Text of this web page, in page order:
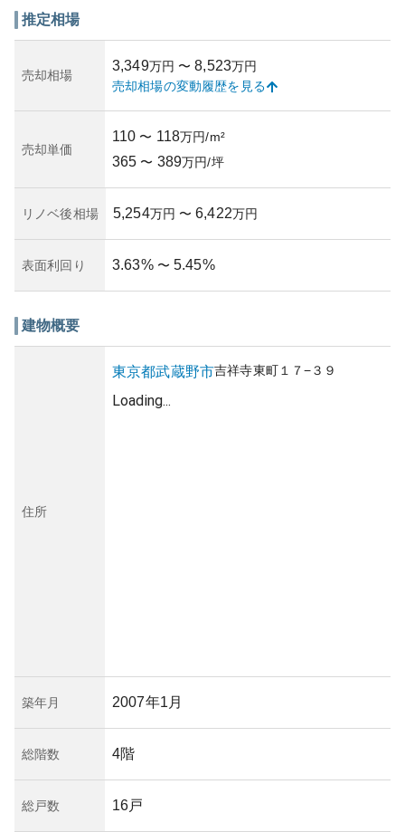
ッピング施設やカフェ、レストランが多く、利便性が非常
資産性については、吉祥寺という人気エリアに立地してい
ることから高く評価され、将来の値上がりも期待されま
す。しかし、築年数が16年を経過していることから、建物
ては、災害に強い構造ではあるものの、管理状況に依存す
る資産価値の維持が懸念されます。
推定相場
売却相場
3,349万円 〜 8,523万円
売却相場の変動履歴を見る
売却単価
110 〜 118万円/m²
365 〜 389万円/坪
リノベ後相場 5,254万円 〜 6,422万円
表面利回り 3.63% 〜 5.45%
建物概要
住所
東京都武蔵野市吉祥寺東町１７−３９
Loading...
築年月 2007年1月
総階数 4階
総戸数 16戸